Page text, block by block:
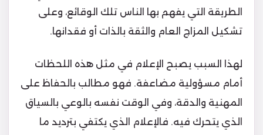
الطريقة التي يفهم بها الناس تلك الوقائع، وعلى
تشكيل المزاج العام والثقة بالذات أو فقدانها.
لهذا السبب يصبح الإعلام في مثل هذه اللحظات
أمام مسؤولية مضاعفة. فهو مطالب بالحفاظ على
المهنية والدقة، وفي الوقت نفسه بالوعي بالسياق
الذي يتحرك فيه. فالإعلام الذي يكتفي بترديد ما